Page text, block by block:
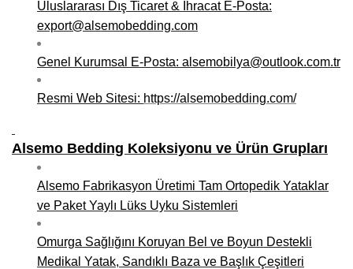
Uluslararası Dış Ticaret & İhracat E-Posta:
export@alsemobedding.com
Genel Kurumsal E-Posta: alsemobilya@outlook.com.tr
Resmi Web Sitesi: https://alsemobedding.com/
Alsemo Bedding Koleksiyonu ve Ürün Grupları
Alsemo Fabrikasyon Üretimi Tam Ortopedik Yataklar
ve Paket Yaylı Lüks Uyku Sistemleri
Omurga Sağlığını Koruyan Bel ve Boyun Destekli
Medikal Yatak, Sandıklı Baza ve Başlık Çeşitleri